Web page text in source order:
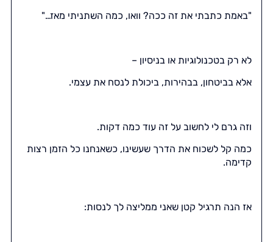
"באמת כתבתי את זה ככה? וואו, כמה השתניתי מאז…"
לא רק בטכנולוגיות או בניסיון –
אלא בביטחון, בבהירות, ביכולת לנסח את עצמי.
וזה גרם לי לחשוב על זה עוד כמה דקות.
כמה קל לשכוח את הדרך שעשינו, כשאנחנו כל הזמן רצות
קדימה.
אז הנה תרגיל קטן שאני ממליצה לך לנסות: